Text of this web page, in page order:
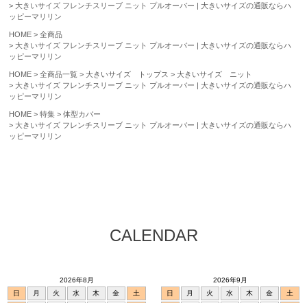
大きいサイズ フレンチスリーブ ニット プルオーバー | 大きいサイズの通販ならハ
ッピーマリリン
HOME
全商品
大きいサイズ フレンチスリーブ ニット プルオーバー | 大きいサイズの通販ならハ
ッピーマリリン
HOME 全商品一覧 大きいサイズ トップス
大きいサイズ ニット
大きいサイズ フレンチスリーブ ニット プルオーバー | 大きいサイズの通販ならハ
ッピーマリリン
HOME 特集
体型カバー
大きいサイズ フレンチスリーブ ニット プルオーバー | 大きいサイズの通販ならハ
ッピーマリリン
CALENDAR
2026年8月
日
月 火 水 木 金
土
2026年9月
日
月 火 水 木 金
土